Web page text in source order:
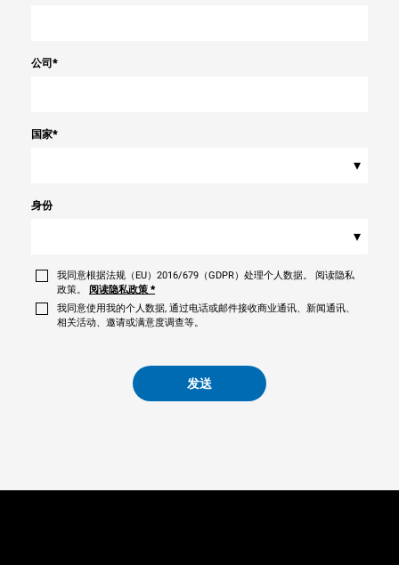
公司*
国家*
▾
身份
▾
我同意根据法规（EU）2016/679（GDPR）处理个人数据。 阅读隐私
政策。
阅读隐私政策 *
我同意使用我的个人数据, 通过电话或邮件接收商业通讯、新闻通讯、
相关活动、邀请或满意度调查等。
发送